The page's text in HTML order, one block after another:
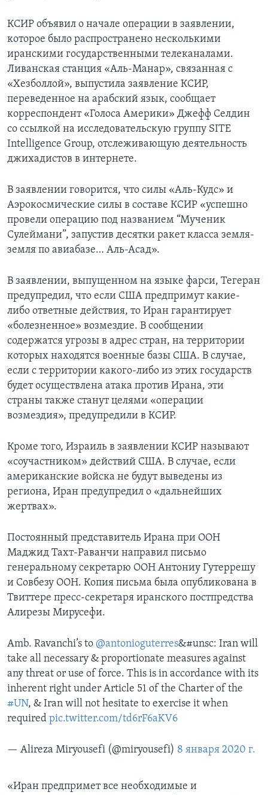
КСИР объявил о начале операции в заявлении,
которое было распространено несколькими
иранскими государственными телеканалами.
Ливанская станция «Аль-Манар», связанная с
«Хезболлой», выпустила заявление КСИР,
переведенное на арабский язык, сообщает
корреспондент «Голоса Америки» Джефф Селдин
со ссылкой на исследовательскую группу SITE
Intelligence Group, отслеживающую деятельность
джихадистов в интернете.
В заявлении говорится, что силы «Аль-Кудс» и
Аэрокосмические силы в составе КСИР «успешно
провели операцию под названием “Мученик
Сулеймани”, запустив десятки ракет класса земля-
земля по авиабазе… Аль-Асад».
В заявлении, выпущенном на языке фарси, Тегеран
предупредил, что если США предпримут какие-
либо ответные действия, то Иран гарантирует
«болезненное» возмездие. В сообщении
содержатся угрозы в адрес стран, на территории
которых находятся военные базы США. В случае,
если с территории какого-либо из этих государств
будет осуществлена атака против Ирана, эти
страны также станут целями «операции
возмездия», предупредили в КСИР.
Кроме того, Израиль в заявлении КСИР называют
«соучастником» действий США. В случае, если
американские войска не будут выведены из
региона, Иран предупредил о «дальнейших
жертвах».
Постоянный представитель Ирана при ООН
Маджид Тахт-Раванчи направил письмо
генеральному секретарю ООН Антониу Гутеррешу
и Совбезу ООН. Копия письма была опубликована в
Твиттере пресс-секретаря иранского постпредства
Алирезы Мирусефи.
Amb. Ravanchi’s to @antonioguterres&#unsc: Iran will
take all necessary & proportionate measures against
any threat or use of force. This is in accordance with its
inherent right under Article 51 of the Charter of the
#UN, & Iran will not hesitate to exercise it when
required pic.twitter.com/td6rF6aKV6
— Alireza Miryousefi (@miryousefi) 8 января 2020 г.
«Иран предпримет все необходимые и